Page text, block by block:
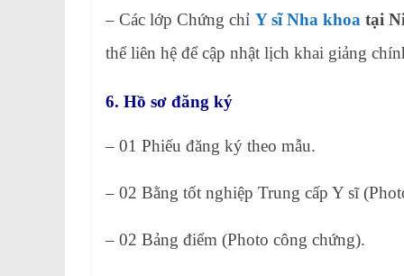
– Các lớp Chứng chỉ Y sĩ Nha khoa tại
thể liên hệ để cập nhật lịch khai giảng
6. Hồ sơ đăng ký
– 01 Phiếu đăng ký theo mẫu.
– 02 Bằng tốt nghiệp Trung cấp Y sĩ
– 02 Bảng điểm (Photo công chứng).